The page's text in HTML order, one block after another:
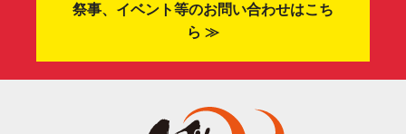
祭事、イベント等のお問い合わせはこち
ら ≫